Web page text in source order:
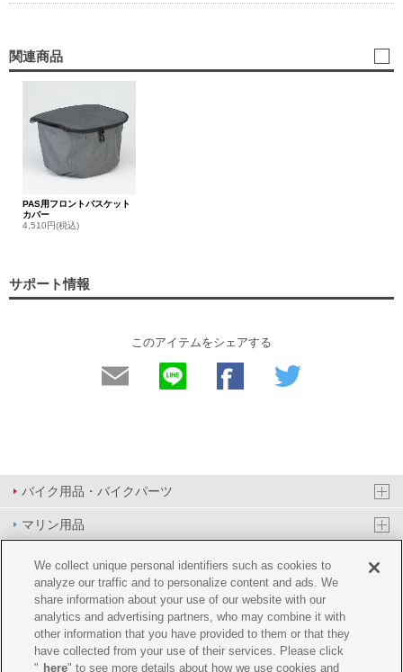
関連商品
PAS用フロントバスケット
カバー
4,510円(税込)
サポート情報
このアイテムをシェアする
バイク用品・バイクパーツ
マリン用品
PAS/YPJ用品
その他用品
イベント&エンターテイメント
オンラインショップ
We collect unique personal identifiers such as cookies to
analyze our traffic and to personalize content and ads. We
share information about your use of our website with our
analytics and advertising partners, who may combine it with
other information that you have provided to them or that they
have collected from your use of their services. Please click
" here" to see more details about how we use cookies and